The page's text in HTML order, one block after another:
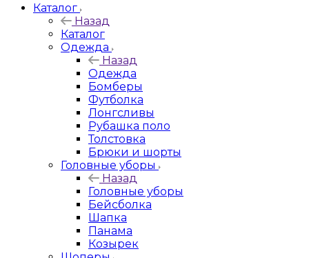
Каталог
Назад
Каталог
Одежда
Назад
Одежда
Бомберы
Футболка
Лонгсливы
Рубашка поло
Толстовка
Брюки и шорты
Головные уборы
Назад
Головные уборы
Бейсболка
Шапка
Панама
Козырек